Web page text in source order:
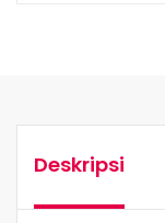
Deskripsi